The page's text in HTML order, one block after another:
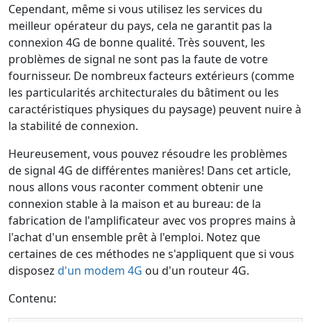
Cependant, même si vous utilisez les services du
meilleur opérateur du pays, cela ne garantit pas la
connexion 4G de bonne qualité. Très souvent, les
problèmes de signal ne sont pas la faute de votre
fournisseur. De nombreux facteurs extérieurs (comme
les particularités architecturales du bâtiment ou les
caractéristiques physiques du paysage) peuvent nuire à
la stabilité de connexion.
Heureusement, vous pouvez résoudre les problèmes
de signal 4G de différentes manières! Dans cet article,
nous allons vous raconter comment obtenir une
connexion stable à la maison et au bureau: de la
fabrication de l'amplificateur avec vos propres mains à
l'achat d'un ensemble prêt à l'emploi. Notez que
certaines de ces méthodes ne s'appliquent que si vous
disposez d'un modem 4G ou d'un routeur 4G.
Contenu: